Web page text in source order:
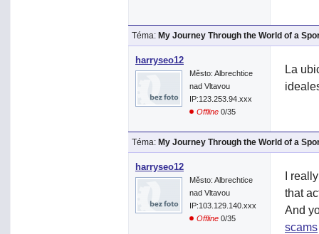
Téma: My Journey Through the World of a
harryseo12
Město: Albrechtice
nad Vltavou
IP:123.253.94.xxx
Offline 0/35
La
Téma: My Journey Through the World of a
harryseo12
Město: Albrechtice
nad Vltavou
IP:103.129.140.xxx
Offline 0/35
I
that
And
scams